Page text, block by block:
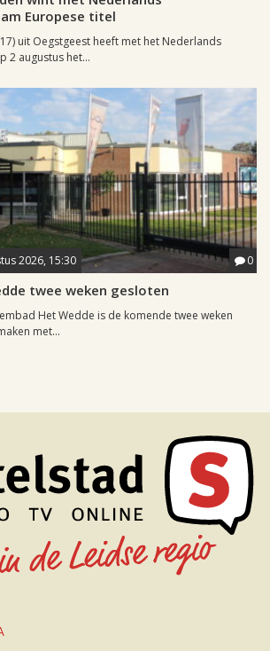
Europese titel
uit Oegstgeest heeft met het Nederlands
2 augustus het...
2026, 15:30 0
twee weken gesloten
Het Wedde is de komende twee weken
met...